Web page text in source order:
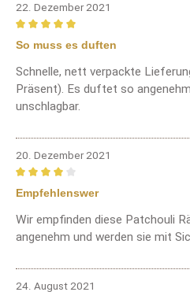
22. Dezember 2021
Bewertung mit 5 von 5 Sternen
So muss es duften
Schnelle, nett verpackte
Präsent). Es duftet so
unschlagbar.
20. Dezember 2021
Bewertung mit 4 von 5 Sternen
Empfehlenswer
Wir empfinden diese Patchouli
angenehm und werden sie mit
24. August 2021